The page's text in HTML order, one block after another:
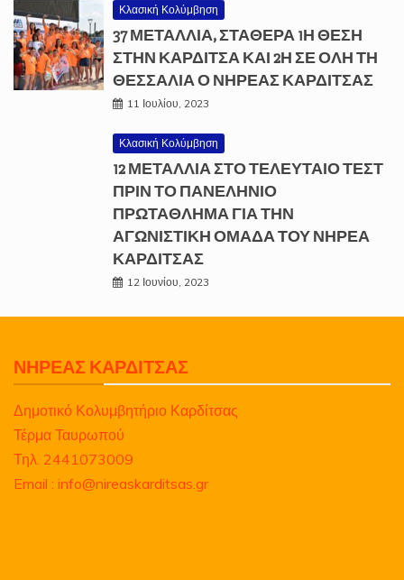
Κλασική Κολύμβηση
37 ΜΕΤΆΛΛΙΑ, ΣΤΑΘΕΡΆ 1Η ΘΈΣΗ
ΣΤΗΝ ΚΑΡΔΊΤΣΑ ΚΑΙ 2Η ΣΕ ΌΛΗ ΤΗ
ΘΕΣΣΑΛΊΑ Ο ΝΗΡΈΑΣ ΚΑΡΔΊΤΣΑΣ
11 Ιουλίου, 2023
Κλασική Κολύμβηση
12 ΜΕΤΑΛΛΙΑ ΣΤΟ ΤΕΛΕΥΤΑΙΟ ΤΕΣΤ
ΠΡΙΝ ΤΟ ΠΑΝΕΛΗΝΙΟ
ΠΡΩΤΑΘΛΗΜΑ ΓΙΑ ΤΗΝ
ΑΓΩΝΙΣΤΙΚΗ ΟΜΑΔΑ ΤΟΥ ΝΗΡΕΑ
ΚΑΡΔΙΤΣΑΣ
12 Ιουνίου, 2023
ΝΗΡΕΑΣ ΚΑΡΔΙΤΣΑΣ
Δημοτικό Κολυμβητήριο Καρδίτσας
Τέρμα Ταυρωπού
Τηλ. 2441073009
Email : info@nireaskarditsas.gr